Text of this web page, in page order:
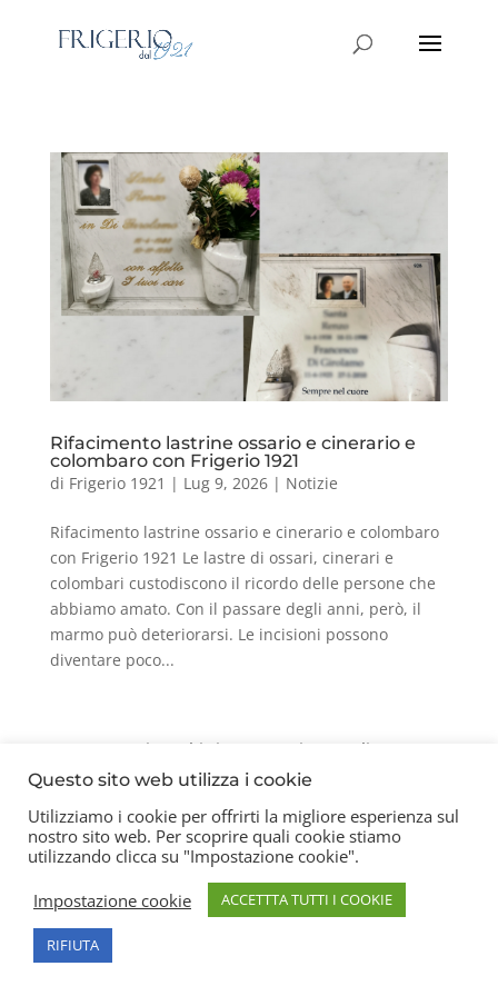
Rifacimento lastrine ossario e cinerario e
colombaro con Frigerio 1921
di Frigerio 1921 | Lug 9, 2026| Notizie
Rifacimento lastrine ossario e cinerario e colombaro
con Frigerio 1921 Le lastre di ossari, cinerari e
colombari custodiscono il ricordo delle persone che
abbiamo amato. Con il passare degli anni, però, il
marmo può deteriorarsi. Le incisioni possono
diventare poco...
Contatti Chi siamo Privacy Policy
Copyright 2026 © Frigerio Renzo Snc P.IVA
08003270157
Questo sito web utilizza i cookie
Utilizziamo i cookie per offrirti la migliore esperienza sul
nostro sito web. Per scoprire quali cookie stiamo
utilizzando clicca su "Impostazione cookie".
Impostazione cookie
ACCETTTA TUTTI I COOKIE
RIFIUTA